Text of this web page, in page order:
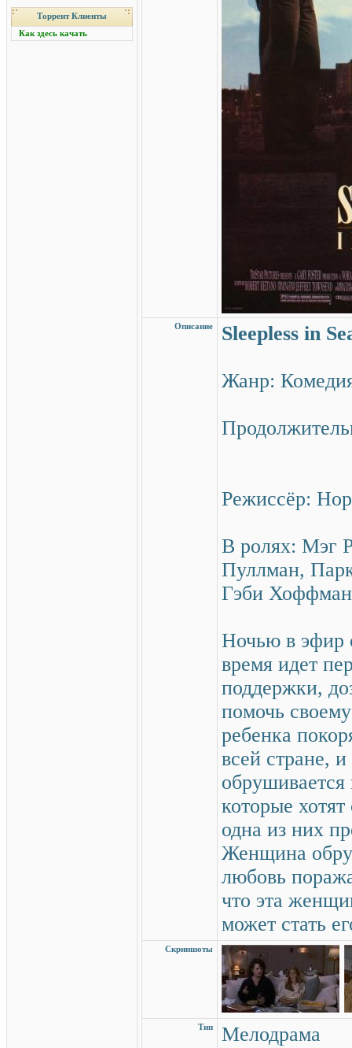
Торрент Клиенты
Как здесь качать
Описание Sleepless in
Жанр:
Режиссёр:
В ролях: Мэг
Пуллман,
Гэби
Ночью в эфир
время идет
поддержки,
помочь
ребенка
всей стране,
которые
одна из них
Женщина
любовь
что эта
может стать
Скриншоты
Тип Мелодрама